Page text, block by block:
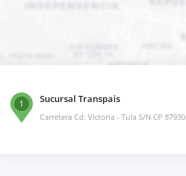
1 Sucursal Transpais
Carretera Cd. Victoria - Tula S/N CP 87930